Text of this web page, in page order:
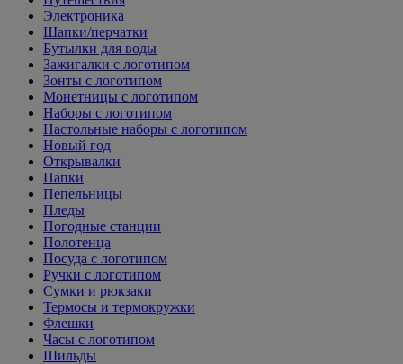
Электроника
Шапки/перчатки
Бутылки для воды
Зажигалки с логотипом
Зонты с логотипом
Монетницы с логотипом
Наборы с логотипом
Настольные наборы с логотипом
Новый год
Открывалки
Папки
Пепельницы
Пледы
Погодные станции
Полотенца
Посуда с логотипом
Ручки с логотипом
Сумки и рюкзаки
Термосы и термокружки
Флешки
Часы с логотипом
Шильды